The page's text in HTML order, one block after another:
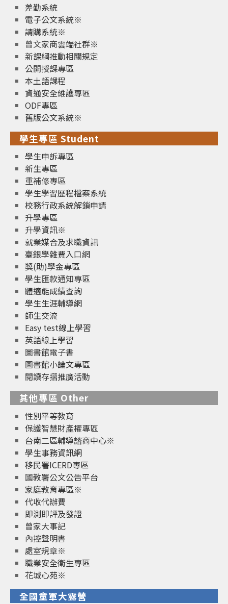
差勤系統
電子公文系統※
請購系統※
曾文家商雲端社群※
新課綱推動相關規定
公開授課專區
本土語課程
資通安全維護專區
ODF專區
舊版公文系統※
學生專區 Student
學生申訴專區
新生專區
重補修專區
學生學習歷程檔案系統
校務行政系統解鎖申請
升學專區
升學資訊※
就業媒合及求職資訊
臺銀學雜費入口網
獎(助)學金專區
學生匯款通知專區
體適能成績查詢
學生生涯輔導網
師生交流
Easy test線上學習
英語線上學習
圖書館電子書
圖書館小論文專區
閱讀存摺推廣活動
其他專區 Other
性別平等教育
保護智慧財產權專區
台南二區輔導諮商中心※
學生事務資訊網
移民署ICERD專區
國教署公文公告平台
家庭教育專區※
代收代辦費
即測即評及發證
曾家大事記
內控聲明書
處室規章※
職業安全衛生專區
花城心苑※
全國童軍大露營